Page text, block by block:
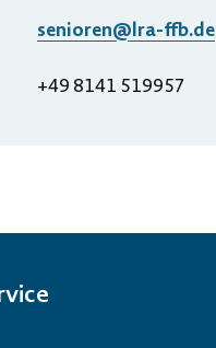
senioren@lra-ffb.de
+49 8141 519957